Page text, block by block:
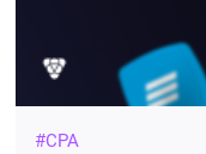
#CPA